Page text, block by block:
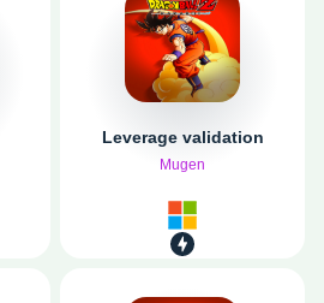
Leverage validation
Mugen